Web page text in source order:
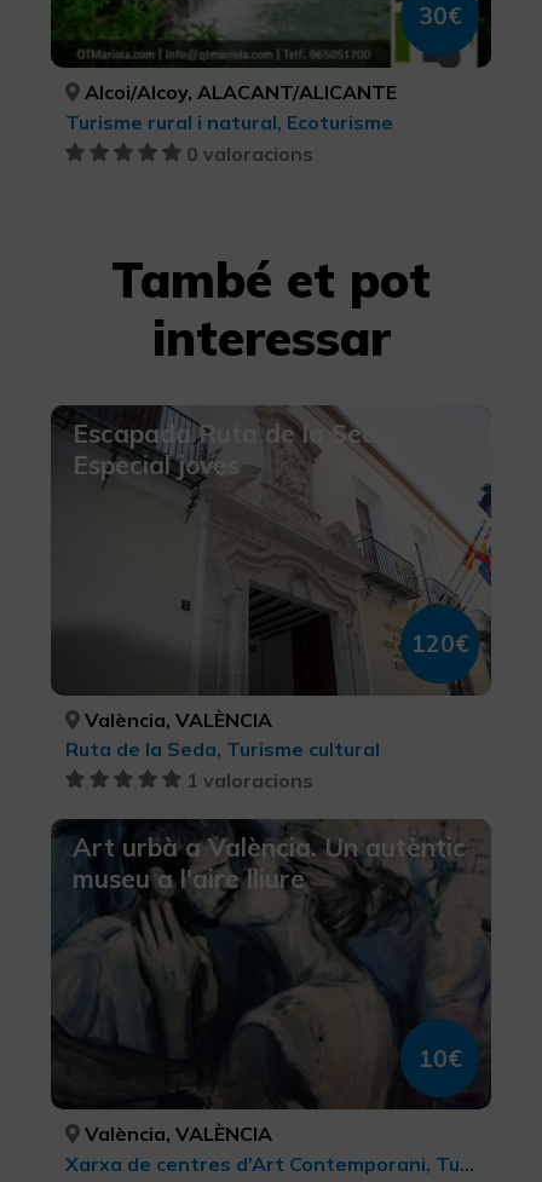
30€
Alcoi/Alcoy, ALACANT/ALICANTE
Turisme rural i natural, Ecoturisme
0 valoracions
També et pot
interessar
Escapada Ruta de la Seda.
Especial joves
120€
València, VALÈNCIA
Ruta de la Seda, Turisme cultural
1 valoracions
Art urbà a València. Un autèntic
museu a l'aire lliure
10€
València, VALÈNCIA
Xarxa de centres d’Art Contemporani, Turisme cultural